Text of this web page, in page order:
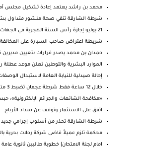
محمد بن راشد يعتمد إعادة تشكيل مجلس
شرطة الشارقة تنفي صحة منشور متداول
21 يوليو إجازة رأس السنة الهجرية في الجهات الحكومي...
شريطة اعتراض صاحب السيارة على المخالفة
حمدان بن محمد يصدر قرارات بتعيين مديرين
الموارد البشرية والتوطين تعلن موعد
إحالة صيدلية للنيابة العامة لاستبدال
خلال 12 ساعة فقط شرطة عجمان تضبط 3 متهمين سرقوا مص...
«مكافحة الشائعات والجرائم
اتفق على الاستثمار وتوقف عن سداد الأرباح
شرطة الشارقة تحذر من أسلوب إجرامي
محكمة تلزم عميلاً قاضى شركة رحلات بحرية
امام لجنة الامتحان| خطوبة طالبين ثانوية عامة